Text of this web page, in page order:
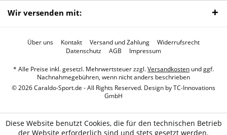
Wir versenden mit:
Über uns Kontakt Versand und Zahlung
Widerrufsrecht
Datenschutz
AGB Impressum
* Alle Preise inkl. gesetzl. Mehrwertsteuer zzgl.Versandkosten und ggf.
Nachnahmegebühren, wenn nicht anders beschrieben
© 2026 Caraldo-Sport.de - All Rights Reserved. Design byTC-Innovations
GmbH
Diese Website benutzt Cookies, die für den technischen Betrieb
der Website erforderlich sind und stets gesetzt werden.